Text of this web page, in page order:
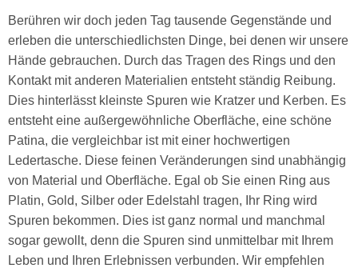
Berühren wir doch jeden Tag tausende Gegenstände und
erleben die unterschiedlichsten Dinge, bei denen wir unsere
Hände gebrauchen. Durch das Tragen des Rings und den
Kontakt mit anderen Materialien entsteht ständig Reibung.
Dies hinterlässt kleinste Spuren wie Kratzer und Kerben. Es
entsteht eine außergewöhnliche Oberfläche, eine schöne
Patina, die vergleichbar ist mit einer hochwertigen
Ledertasche. Diese feinen Veränderungen sind unabhängig
von Material und Oberfläche. Egal ob Sie einen Ring aus
Platin, Gold, Silber oder Edelstahl tragen, Ihr Ring wird
Spuren bekommen. Dies ist ganz normal und manchmal
sogar gewollt, denn die Spuren sind unmittelbar mit Ihrem
Leben und Ihren Erlebnissen verbunden. Wir empfehlen